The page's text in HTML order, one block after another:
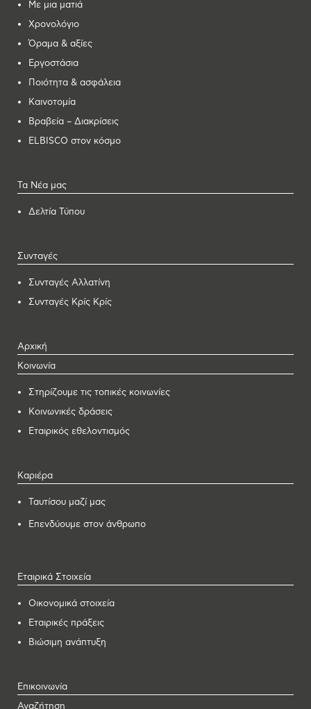
Με μια ματιά
Χρονολόγιο
Όραμα & αξίες
Εργοστάσια
Ποιότητα & ασφάλεια
Καινοτομία
Βραβεία – Διακρίσεις
ELBISCO στον κόσμο
Τα Νέα μας
Δελτία Τύπου
Συνταγές
Συνταγές Αλλατίνη
Συνταγές Κρίς Κρίς
Αρχική
Κοινωνία
Στηρίζουμε τις τοπικές κοινωνίες
Κοινωνικές δράσεις
Εταιρικός εθελοντισμός
Καριέρα
Ταυτίσου μαζί μας
Επενδύουμε στον άνθρωπο
Εταιρικά Στοιχεία
Οικονομικά στοιχεία
Εταιρικές πράξεις
Βιώσιμη ανάπτυξη
Επικοινωνία
Αναζήτηση